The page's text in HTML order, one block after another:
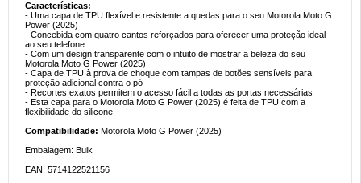
Características:
- Uma capa de TPU flexível e resistente a quedas para o seu Motorola Moto G
Power (2025)
- Concebida com quatro cantos reforçados para oferecer uma proteção ideal
ao seu telefone
- Com um design transparente com o intuito de mostrar a beleza do seu
Motorola Moto G Power (2025)
- Capa de TPU à prova de choque com tampas de botões sensíveis para
proteção adicional contra o pó
- Recortes exatos permitem o acesso fácil a todas as portas necessárias
- Esta capa para o Motorola Moto G Power (2025) é feita de TPU com a
flexibilidade do silicone
Compatibilidade: Motorola Moto G Power (2025)
Embalagem: Bulk
EAN: 5714122521156